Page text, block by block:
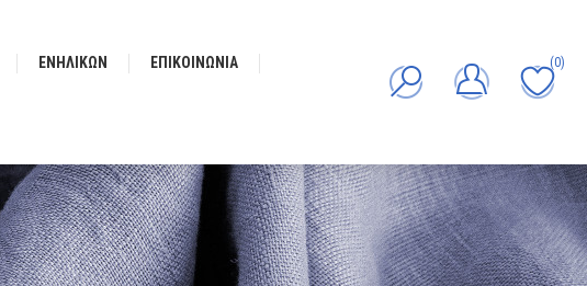
ΕΝΗΛΙΚΩΝ ΕΠΙΚΟΙΝΩΝΊΑ (0)